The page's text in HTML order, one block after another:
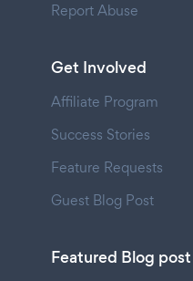
Report Abuse
Get Involved
Affiliate Program
Success Stories
Feature Requests
Guest Blog Post
Featured Blog post